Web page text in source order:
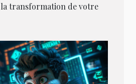
transformation de votre